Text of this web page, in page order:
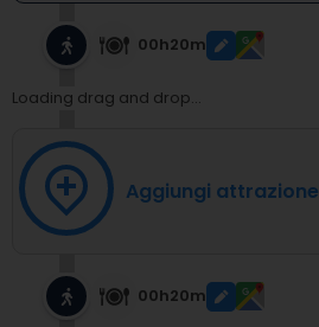
00h20m
Loading drag and drop...
Aggiungi attrazione
00h20m